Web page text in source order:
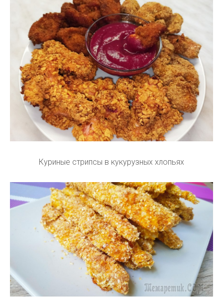
Куриные стрипсы в кукурузных хлопьях